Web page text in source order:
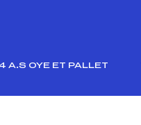
OYE ET PALLET